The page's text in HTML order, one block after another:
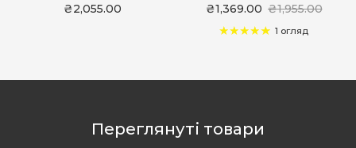
₴2,055.00
₴1,369.00 ₴1,955.00
1 огляд
Переглянуті товари